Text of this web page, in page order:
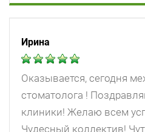
Ирина
Оказывается, сегодня
стоматолога !
клиники! Желаю всем
Чудесный коллектив!